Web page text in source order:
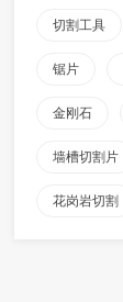
切割工具
锯片
金刚石
墙槽切割片
花岗岩切割